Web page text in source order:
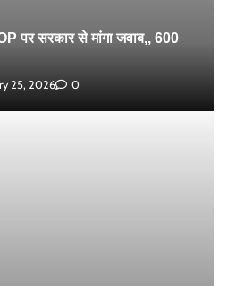
पर सरकार से मांगा जवाब,, 600
25, 2026 0